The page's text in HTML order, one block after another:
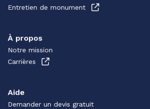
Entretien de monument
À propos
Notre mission
Carrières
Aide
Demander un devis gratuit